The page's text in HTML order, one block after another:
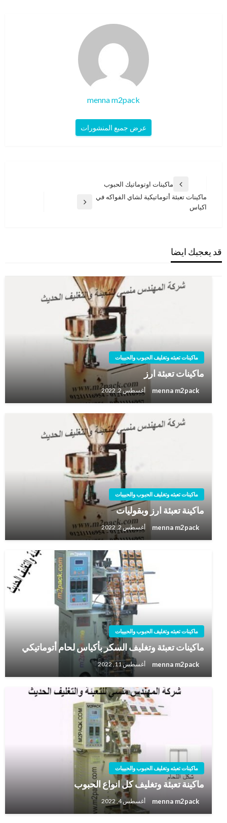
menna m2pack
عرض جميع المنشورات
المقالات
المقالة
السابقة
ماكينات اوتوماتيك الحبوب
المقالة
ماكينات تعبئة أتوماتيكية لشاي الفواكه في
اكياس
قد يعجبك ايضا
ماكينات تعبئه وتغليف الحبوب والحبيبات
ماكينات تعبئة ارز
menna m2pack أغسطس 2, 2022
ماكينات تعبئه وتغليف الحبوب والحبيبات
ماكينة تعبئة ارز وبقوليات
menna m2pack أغسطس 2, 2022
ماكينات تعبئه وتغليف الحبوب والحبيبات
ماكينات تعبئة وتغليف السكر بأكياس لحام أتوماتيكي
menna m2pack أغسطس 11, 2022
ماكينات تعبئه وتغليف الحبوب والحبيبات
ماكينة تعبئة وتغليف كل انواع الحبوب
menna m2pack أغسطس 4, 2022